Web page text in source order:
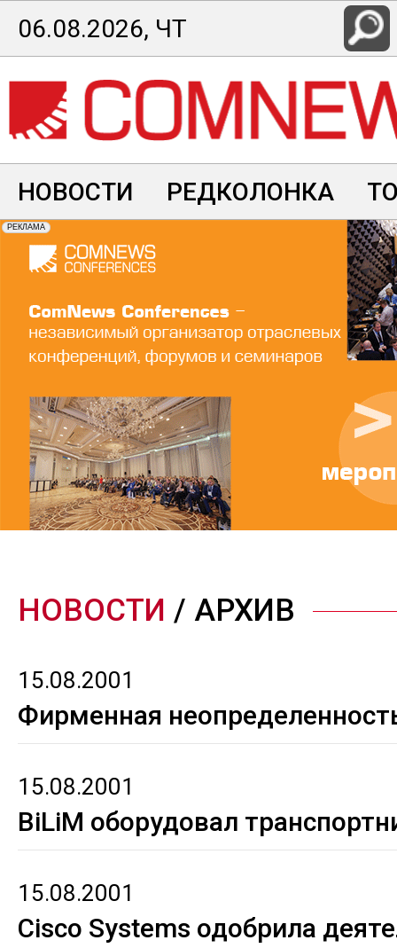
Перейти
к
основному
содержанию
06.08.2026, ЧТ
НОВОСТИ РЕДКОЛОНКА
НОВОСТИ / АРХИВ
15.08.2001
Фирменная
15.08.2001
BiLiM оборудовал
15.08.2001
Cisco Systems одобрила